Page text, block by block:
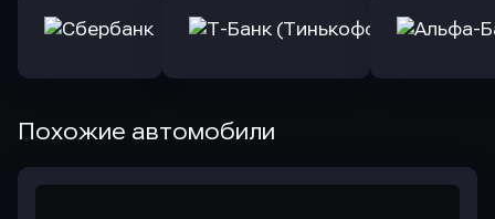
Похожие автомобили